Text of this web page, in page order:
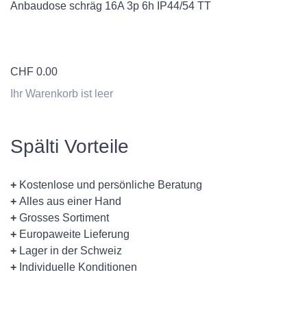
Anbaudose schräg 16A 3p 6h IP44/54 TT
CHF 0.00
Ihr Warenkorb ist leer
Spälti Vorteile
+ Kostenlose und persönliche Beratung
+ Alles aus einer Hand
+ Grosses Sortiment
+ Europaweite Lieferung
+ Lager in der Schweiz
+ Individuelle Konditionen